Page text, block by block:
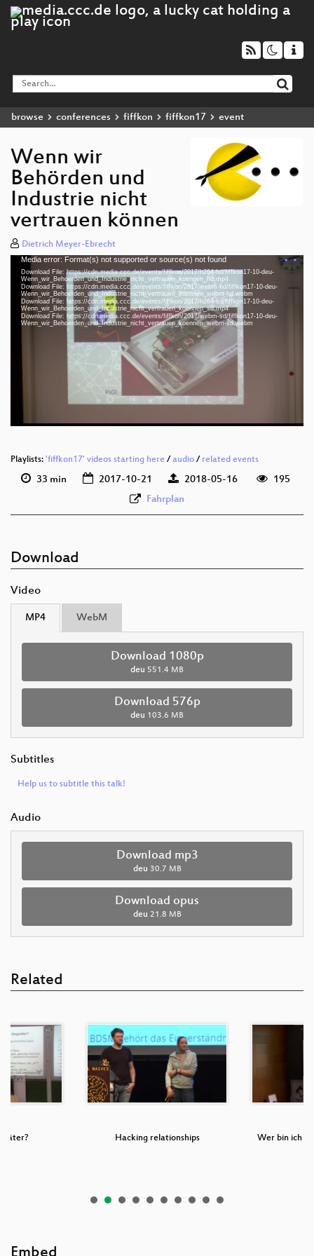
browse conferences fiffkon fiffkon17 event
Wenn wir
Behörden und
Industrie nicht
vertrauen können
Dietrich Meyer-Ebrecht
Video
Player
Media error: Format(s) not supported or source(s) not found
Download File: https://cdn.media.ccc.de/events/fiffkon/2017/h264-hd/fiffkon17-10-deu-
Wenn_wir_Behoerden_und_Industrie_nicht_vertrauen_koennen_hd.mp4
Download File: https://cdn.media.ccc.de/events/fiffkon/2017/webm-hd/fiffkon17-10-deu-
Wenn_wir_Behoerden_und_Industrie_nicht_vertrauen_koennen_webm-hd.webm
Download File: https://cdn.media.ccc.de/events/fiffkon/2017/h264-sd/fiffkon17-10-deu-
Wenn_wir_Behoerden_und_Industrie_nicht_vertrauen_koennen_sd.mp4
Download File: https://cdn.media.ccc.de/events/fiffkon/2017/webm-sd/fiffkon17-10-deu-
Wenn_wir_Behoerden_und_Industrie_nicht_vertrauen_koennen_webm-sd.webm
deu 1080p (mp4)
deu 1080p (webm)
deu 576p (mp4)
Playlists: 'fiffkon17' videos starting here / audio / related events
33 min 2017-10-21 2018-05-16
195
Fahrplan
Download
Video
MP4 WebM
Download 1080p
deu 551.4 MB
Download 576p
deu 103.6 MB
Subtitles
Help us to subtitle this talk!
Audio
Download mp3
deu 30.7 MB
Download opus
deu 21.8 MB
Related
Täter? Hacking relationships Wer bin ich